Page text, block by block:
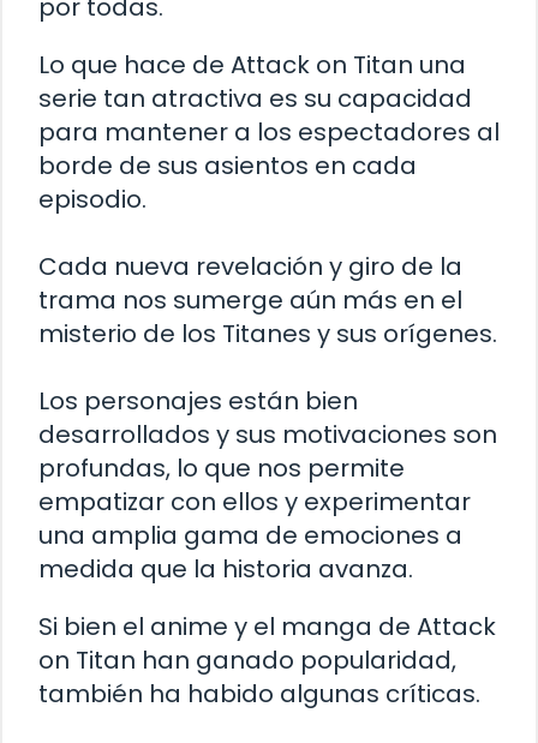
por todas.
Lo que hace de Attack on Titan una
serie tan atractiva es su capacidad
para mantener a los espectadores al
borde de sus asientos en cada
episodio.
Cada nueva revelación y giro de la
trama nos sumerge aún más en el
misterio de los Titanes y sus orígenes.
Los personajes están bien
desarrollados y sus motivaciones son
profundas, lo que nos permite
empatizar con ellos y experimentar
una amplia gama de emociones a
medida que la historia avanza.
Si bien el anime y el manga de Attack
on Titan han ganado popularidad,
también ha habido algunas críticas.